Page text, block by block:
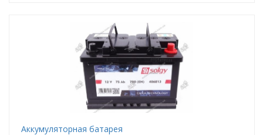
Аккумуляторная батарея